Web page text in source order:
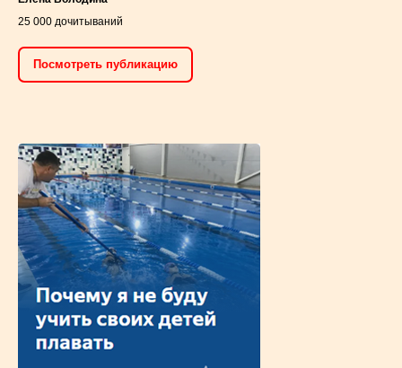
Елена Володина
25 000 дочитываний
Посмотреть публикацию